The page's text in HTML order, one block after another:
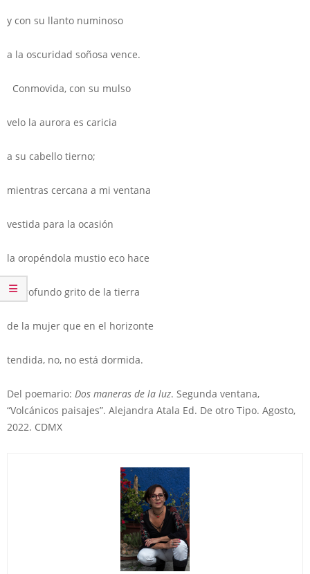
y con su llanto numinoso
a la oscuridad soñosa vence.
Conmovida, con su mulso
velo la aurora es caricia
a su cabello tierno;
mientras cercana a mi ventana
vestida para la ocasión
la oropéndola mustio eco hace
al profundo grito de la tierra
de la mujer que en el horizonte
tendida, no, no está dormida.
Del poemario: Dos maneras de la luz. Segunda ventana,
“Volcánicos paisajes”. Alejandra Atala Ed. De otro Tipo. Agosto,
2022. CDMX